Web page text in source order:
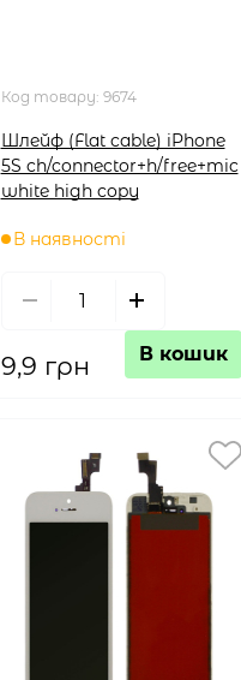
Код товару: 9674
Шлейф (Flat cable) iPhone
5S ch/connector+h/free+mic
white high copy
В наявності
9,9 грн В кошик